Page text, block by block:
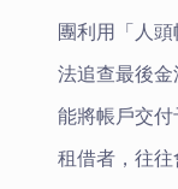
團利用「人
法追查最後
能將帳戶交
租借者，往